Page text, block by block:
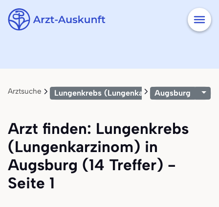
Arztsuche Lungenkrebs (Lungenkarzinom)Augsburg
Arzt finden: Lungenkrebs
(Lungenkarzinom) in
Augsburg (14 Treffer) -
Seite 1